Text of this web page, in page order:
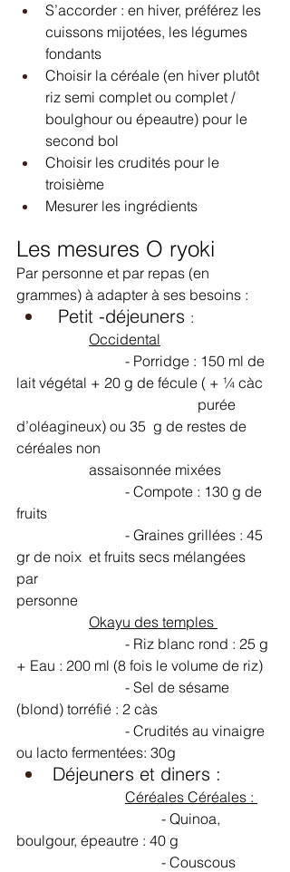
S’accorder : en hiver, préférez les
cuissons mijotées, les légumes
fondants
Choisir la céréale (en hiver plutôt
riz semi complet ou complet /
boulghour ou épeautre) pour le
second bol
Choisir les crudités pour le
troisième
Mesurer les ingrédients
Les mesures O ryoki
Par personne et par repas (en
grammes) à adapter à ses besoins :
Petit -déjeuners :
Occidental
lait végétal + 20 g de fécule ( + ¼ càc
d’oléagineux) ou 35  g de restes de
céréales non
		assaisonnée mixées
fruits
gr de noix  et fruits secs mélangées
par
personne
	Okayu des temples
+ Eau : 200 ml (8 fois le volume de riz)
(blond) torréfié : 2 càs
ou lacto fermentées: 30g
Déjeuners et diners :
Céréales Céréales :
boulgour, épeautre : 40 g